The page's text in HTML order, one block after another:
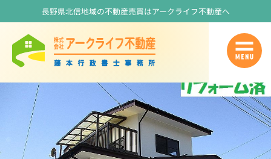
長野県北信地域の不動産売買はアークライフ不動産へ